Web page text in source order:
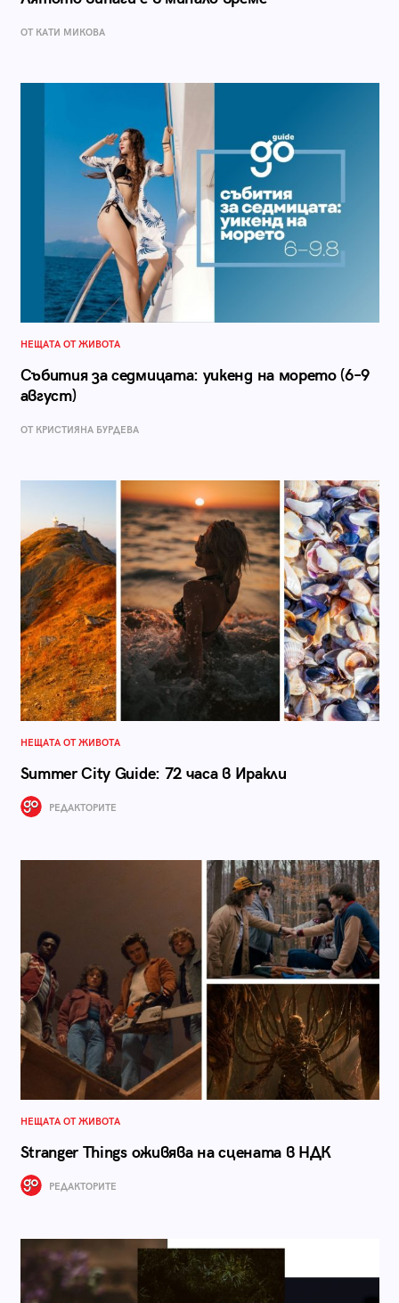
ОТ КАТИ МИКОВА
НЕЩАТА ОТ ЖИВОТА
Събития за седмицата: уикенд на морето (6–9
август)
ОТ КРИСТИЯНА БУРДЕВА
НЕЩАТА ОТ ЖИВОТА
Summer City Guide: 72 часа в Иракли
РЕДАКТОРИТЕ
НЕЩАТА ОТ ЖИВОТА
Stranger Things оживява на сцената в НДК
РЕДАКТОРИТЕ